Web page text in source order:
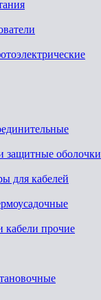
защитные оболочки
для кабелей
кабели прочие